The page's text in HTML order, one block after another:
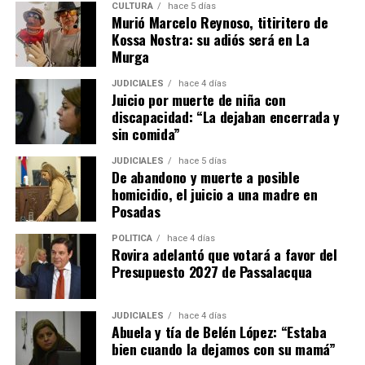
El fiscal Vladimir Glinka encabeza la acusación.
Las vecinas
El día más complicado para la imputada fue el miércoles
, cuando
entre los testigos citados estuvieron una empleada doméstica y
dos vecinas que coincidieron al describir condiciones de
“descuido” en que presuntamente Ramírez tenía a Belén cuando
la adolescente vivía a su cargo en Itaembé Miní.
“La veíamos mucho tiempo afuera en pleno verano, descalza,
CULTURA hace 5 días
Murió Marcelo Reynoso, titiritero de
Kossa Nostra: su adiós será en La
Murga
JUDICIALES hace 4 días
Juicio por muerte de niña con
discapacidad: “La dejaban encerrada y
sin comida”
JUDICIALES hace 5 días
De abandono y muerte a posible
homicidio, el juicio a una madre en
Posadas
POLÍTICA hace 4 días
Rovira adelantó que votará a favor del
Presupuesto 2027 de Passalacqua
JUDICIALES hace 4 días
Abuela y tía de Belén López: “Estaba
bien cuando la dejamos con su mamá”